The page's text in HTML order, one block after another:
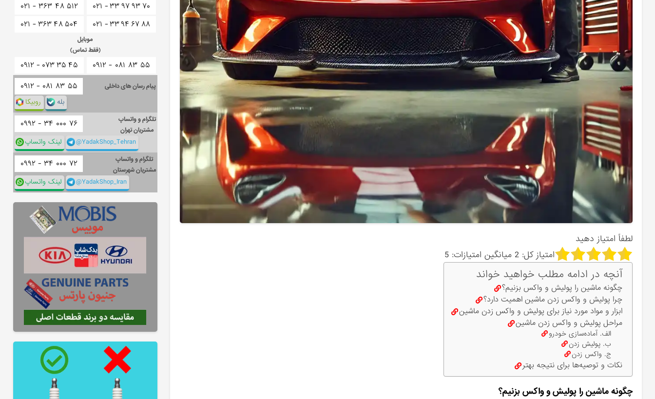
۰۲۱ -۳۳۹۷۹۳ ۷۰
۰۲۱ -۳۳۹۴ ۶۷ ۸۸
۰۲۱ - ۳۶۳ ۴۸ ۵۱۲
۰۲۱ - ۳۶۳ ۴۸ ۵۰۴
موبایل
(فقط تماس)
۰۹۱۲ - ۰۸۱ ۸۳ ۵۵ ۰۹۱۲ - ۰۷۳۳۵ ۴۵
پیام رسان های داخلی ۰۹۱۲ - ۰۸۱ ۸۳ ۵۵
روبیکا بله
تلگرام و واتساپ
مشتریان تهران
۰۹۹۲ - ۳۴ ۰۰۰ ۷۶
لینک واتساپ @YadakShop_Tehran
تلگرام و واتساپ
مشتریان شهرستان
۰۹۹۲ - ۳۴ ۰۰۰ ۷۲
لینک واتساپ @YadakShop_Iran
لطفاً امتیاز دهید
امتیاز کل:2 میانگین امتیازات:5
آنچه در ادامه مطلب خواهید خواند
چگونه ماشین را پولیش و واکس بزنیم؟
چرا پولیش و واکس زدن ماشین اهمیت دارد؟
ابزار و مواد مورد نیاز برای پولیش و واکس زدن ماشین
مراحل پولیش و واکس زدن ماشین
الف. آماده‌سازی خودرو
ب. پولیش زدن
ج. واکس زدن
نکات و توصیه‌ها برای نتیجه بهتر
چگونه ماشین را پولیش و واکس بزنیم؟